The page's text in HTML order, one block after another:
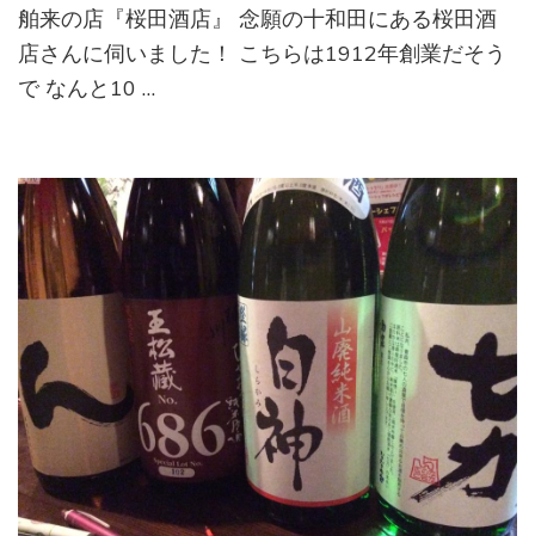
舶来の店『桜田酒店』 念願の十和田にある桜田酒
店さんに伺いました！ こちらは1912年創業だそう
で なんと10 …